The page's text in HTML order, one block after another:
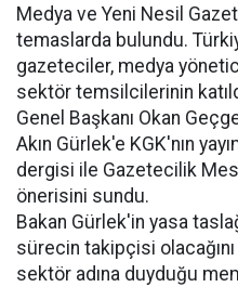
Medya ve Yeni Nesil
temaslarda bulundu.
gazeteciler, medya
sektör temsilcilerinin
Genel Başkanı Okan
Akın Gürlek'e KGK'nın
dergisi ile Gazetecilik
önerisini sundu.
Bakan Gürlek'in yasa
sürecin takipçisi
sektör adına duyduğu